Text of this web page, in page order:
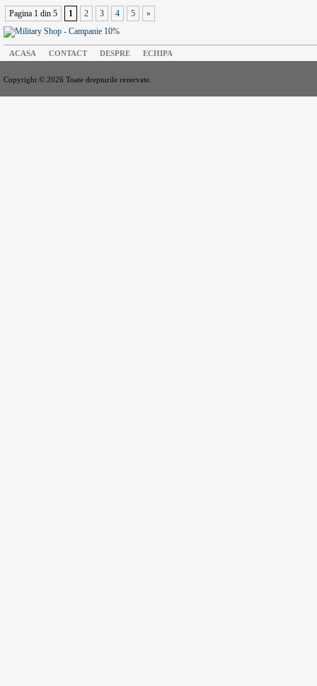
Pagina 1 din 5 1 2 3 4 5 »
ACASA CONTACT DESPRE ECHIPA
Copyright © 2026 Toate drepturile rezervate.